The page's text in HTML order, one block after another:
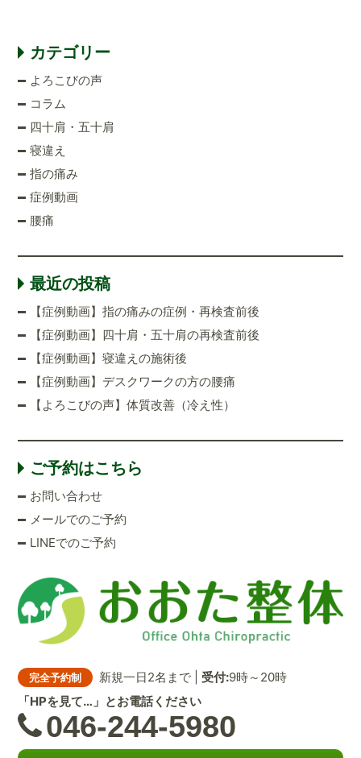
カテゴリー
よろこびの声
コラム
四十肩・五十肩
寝違え
指の痛み
症例動画
腰痛
最近の投稿
【症例動画】指の痛みの症例・再検査前後
【症例動画】四十肩・五十肩の再検査前後
【症例動画】寝違えの施術後
【症例動画】デスクワークの方の腰痛
【よろこびの声】体質改善（冷え性）
ご予約はこちら
お問い合わせ
メールでのご予約
LINEでのご予約
完全予約制 新規一日2名まで | 受付:9時～20時
「HPを見て…」とお電話ください
046-244-5980